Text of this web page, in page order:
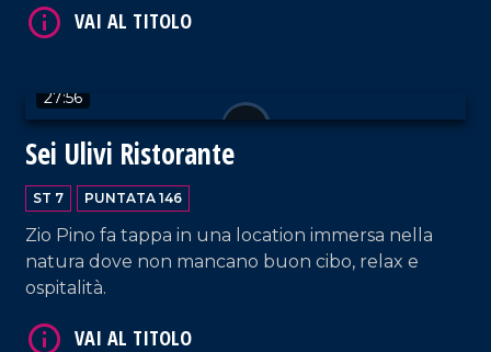
27:56
Sei Ulivi Ristorante
ST 7 PUNTATA 146
Zio Pino fa tappa in una location immersa nella
natura dove non mancano buon cibo, relax e
ospitalità.
VAI AL TITOLO